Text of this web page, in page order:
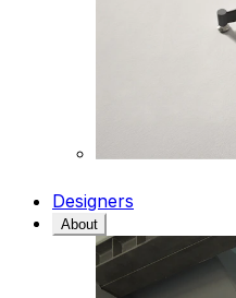
Designers
About